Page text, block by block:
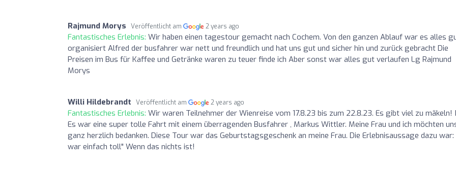
Rajmund Morys Veröffentlicht am 2 years ago
Fantastisches Erlebnis: Wir haben einen tagestour gemacht nach Cochem. Von den ganzen Ablauf war es alles
organisiert Alfred der busfahrer war nett und freundlich und hat uns gut und sicher hin und zurück gebracht Die
Preisen im Bus für Kaffee und Getränke waren zu teuer finde ich Aber sonst war alles gut verlaufen Lg Rajmund
Morys
Willi Hildebrandt Veröffentlicht am 2 years ago
Fantastisches Erlebnis: Wir waren Teilnehmer der Wienreise vom 17.8.23 bis zum 22.8.23. Es gibt viel zu mäkeln!
Es war eine super tolle Fahrt mit einem überragenden Busfahrer , Markus Wittler. Meine Frau und ich möchten
ganz herzlich bedanken. Diese Tour war das Geburtstagsgeschenk an meine Frau. Die Erlebnisaussage dazu war:
war einfach toll" Wenn das nichts ist!